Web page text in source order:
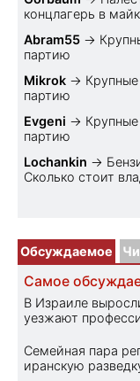
концлагерь в
Abram55 →
партию
Mikrok →
партию
Evgeni →
партию
Lochankin →
Cколько стоит
Обсуждаемое
Самое
В Израиле
уезжают
Семейная пара
иранскую